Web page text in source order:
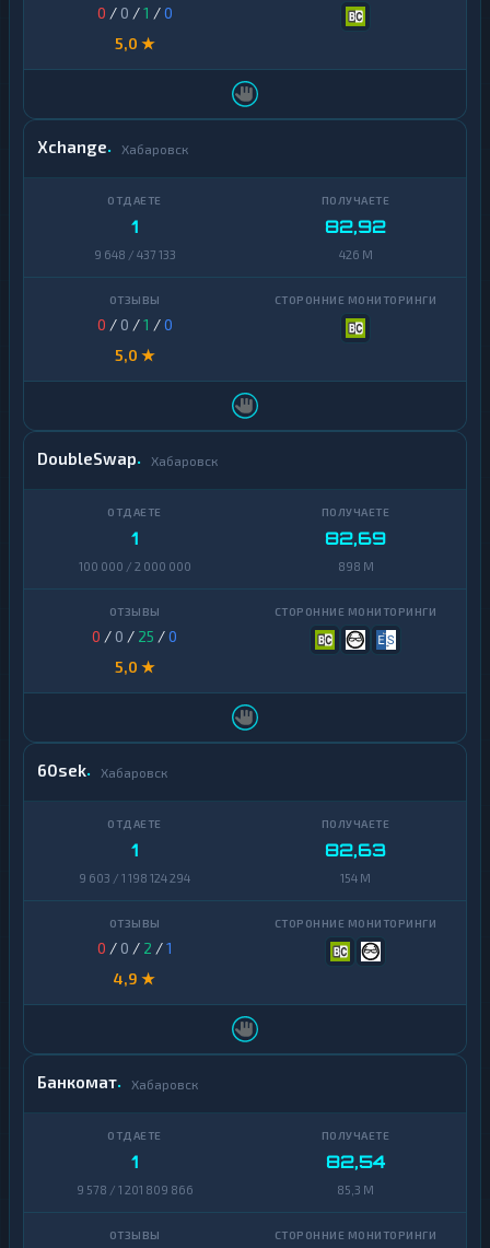
0 / 0 /1 /0
5,0 ★
Xchange Хабаровск
1
9 648 / 437 133
82,92
426 M
0 / 0 /1 /0
5,0 ★
DoubleSwap Хабаровск
1
100 000 / 2 000 000
82,69
898 M
0 / 0 / 25 /0
5,0 ★
60sek Хабаровск
1
9 603 / 1 198 124 294
82,63
154 M
0 / 0 / 2 /1
4,9 ★
Банкомат Хабаровск
1
9 578 / 1 201 809 866
82,54
85,3 M